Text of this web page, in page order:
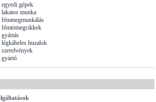
egyedi gépek
lakatos munka
fémmegmunkálás
fémtömegcikkek
gyártás
légkábeles huzalok
szerelvények
gyártó